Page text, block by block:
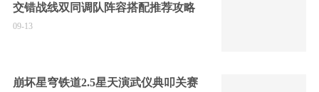
交错战线双同调队阵容搭配推荐攻略
09-13
崩坏星穹铁道2.5星天演武仪典叩关赛